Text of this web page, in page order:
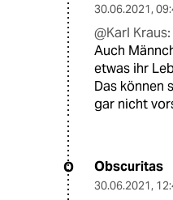
30.06.2021,
@Karl Kraus:
Auch
etwas ihr
Das können
gar nicht
O Obscuritas
30.06.2021,